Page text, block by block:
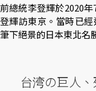
前總統李登輝於2020
登輝訪東京。當時已
筆下絕景的日本東北名
台湾の巨人